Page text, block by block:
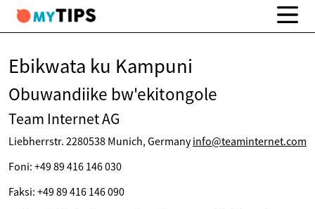
Ebikwata ku Kampuni
Obuwandiike bw'ekitongole
Team Internet AG
Liebherrstr. 2280538 Munich, Germanyinfo@teaminternet.com
Foni: +49 89 416 146 030
Faksi: +49 89 416 146 090